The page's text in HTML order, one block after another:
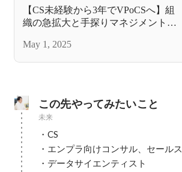
【CS未経験から3年でVPoCSへ】組
織の急拡大と手探りマネジメントの
May 1, 2025
この先やってみたいこと
未来
・CS
・エンプラ向けコンサル、セールス
・データサイエンティスト